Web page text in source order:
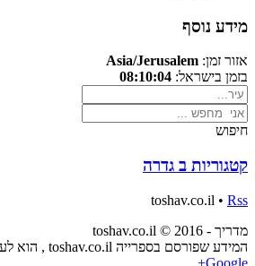
מידע נוסף
אזור זמן: Asia/Jerusalem
בזמן בישראל: 08:10:04
חיפוש
קטגוריות ב גדרה
toshav.co.il • Rss
מדריך - toshav.co.il © 2016
המידע שפורסם בספרייה toshav.co.il , הוא לעיון בלבד.
Google+